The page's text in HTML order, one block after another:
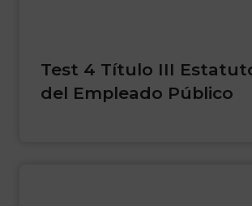
Test 4 Título III
del Empleado Público